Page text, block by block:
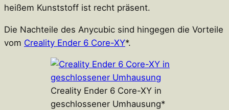
heißem Kunststoff ist recht präsent.
Die Nachteile des Anycubic sind hingegen die Vorteile
vom Creality Ender 6 Core-XY*.
Creality Ender 6 Core-XY in
geschlossener Umhausung*